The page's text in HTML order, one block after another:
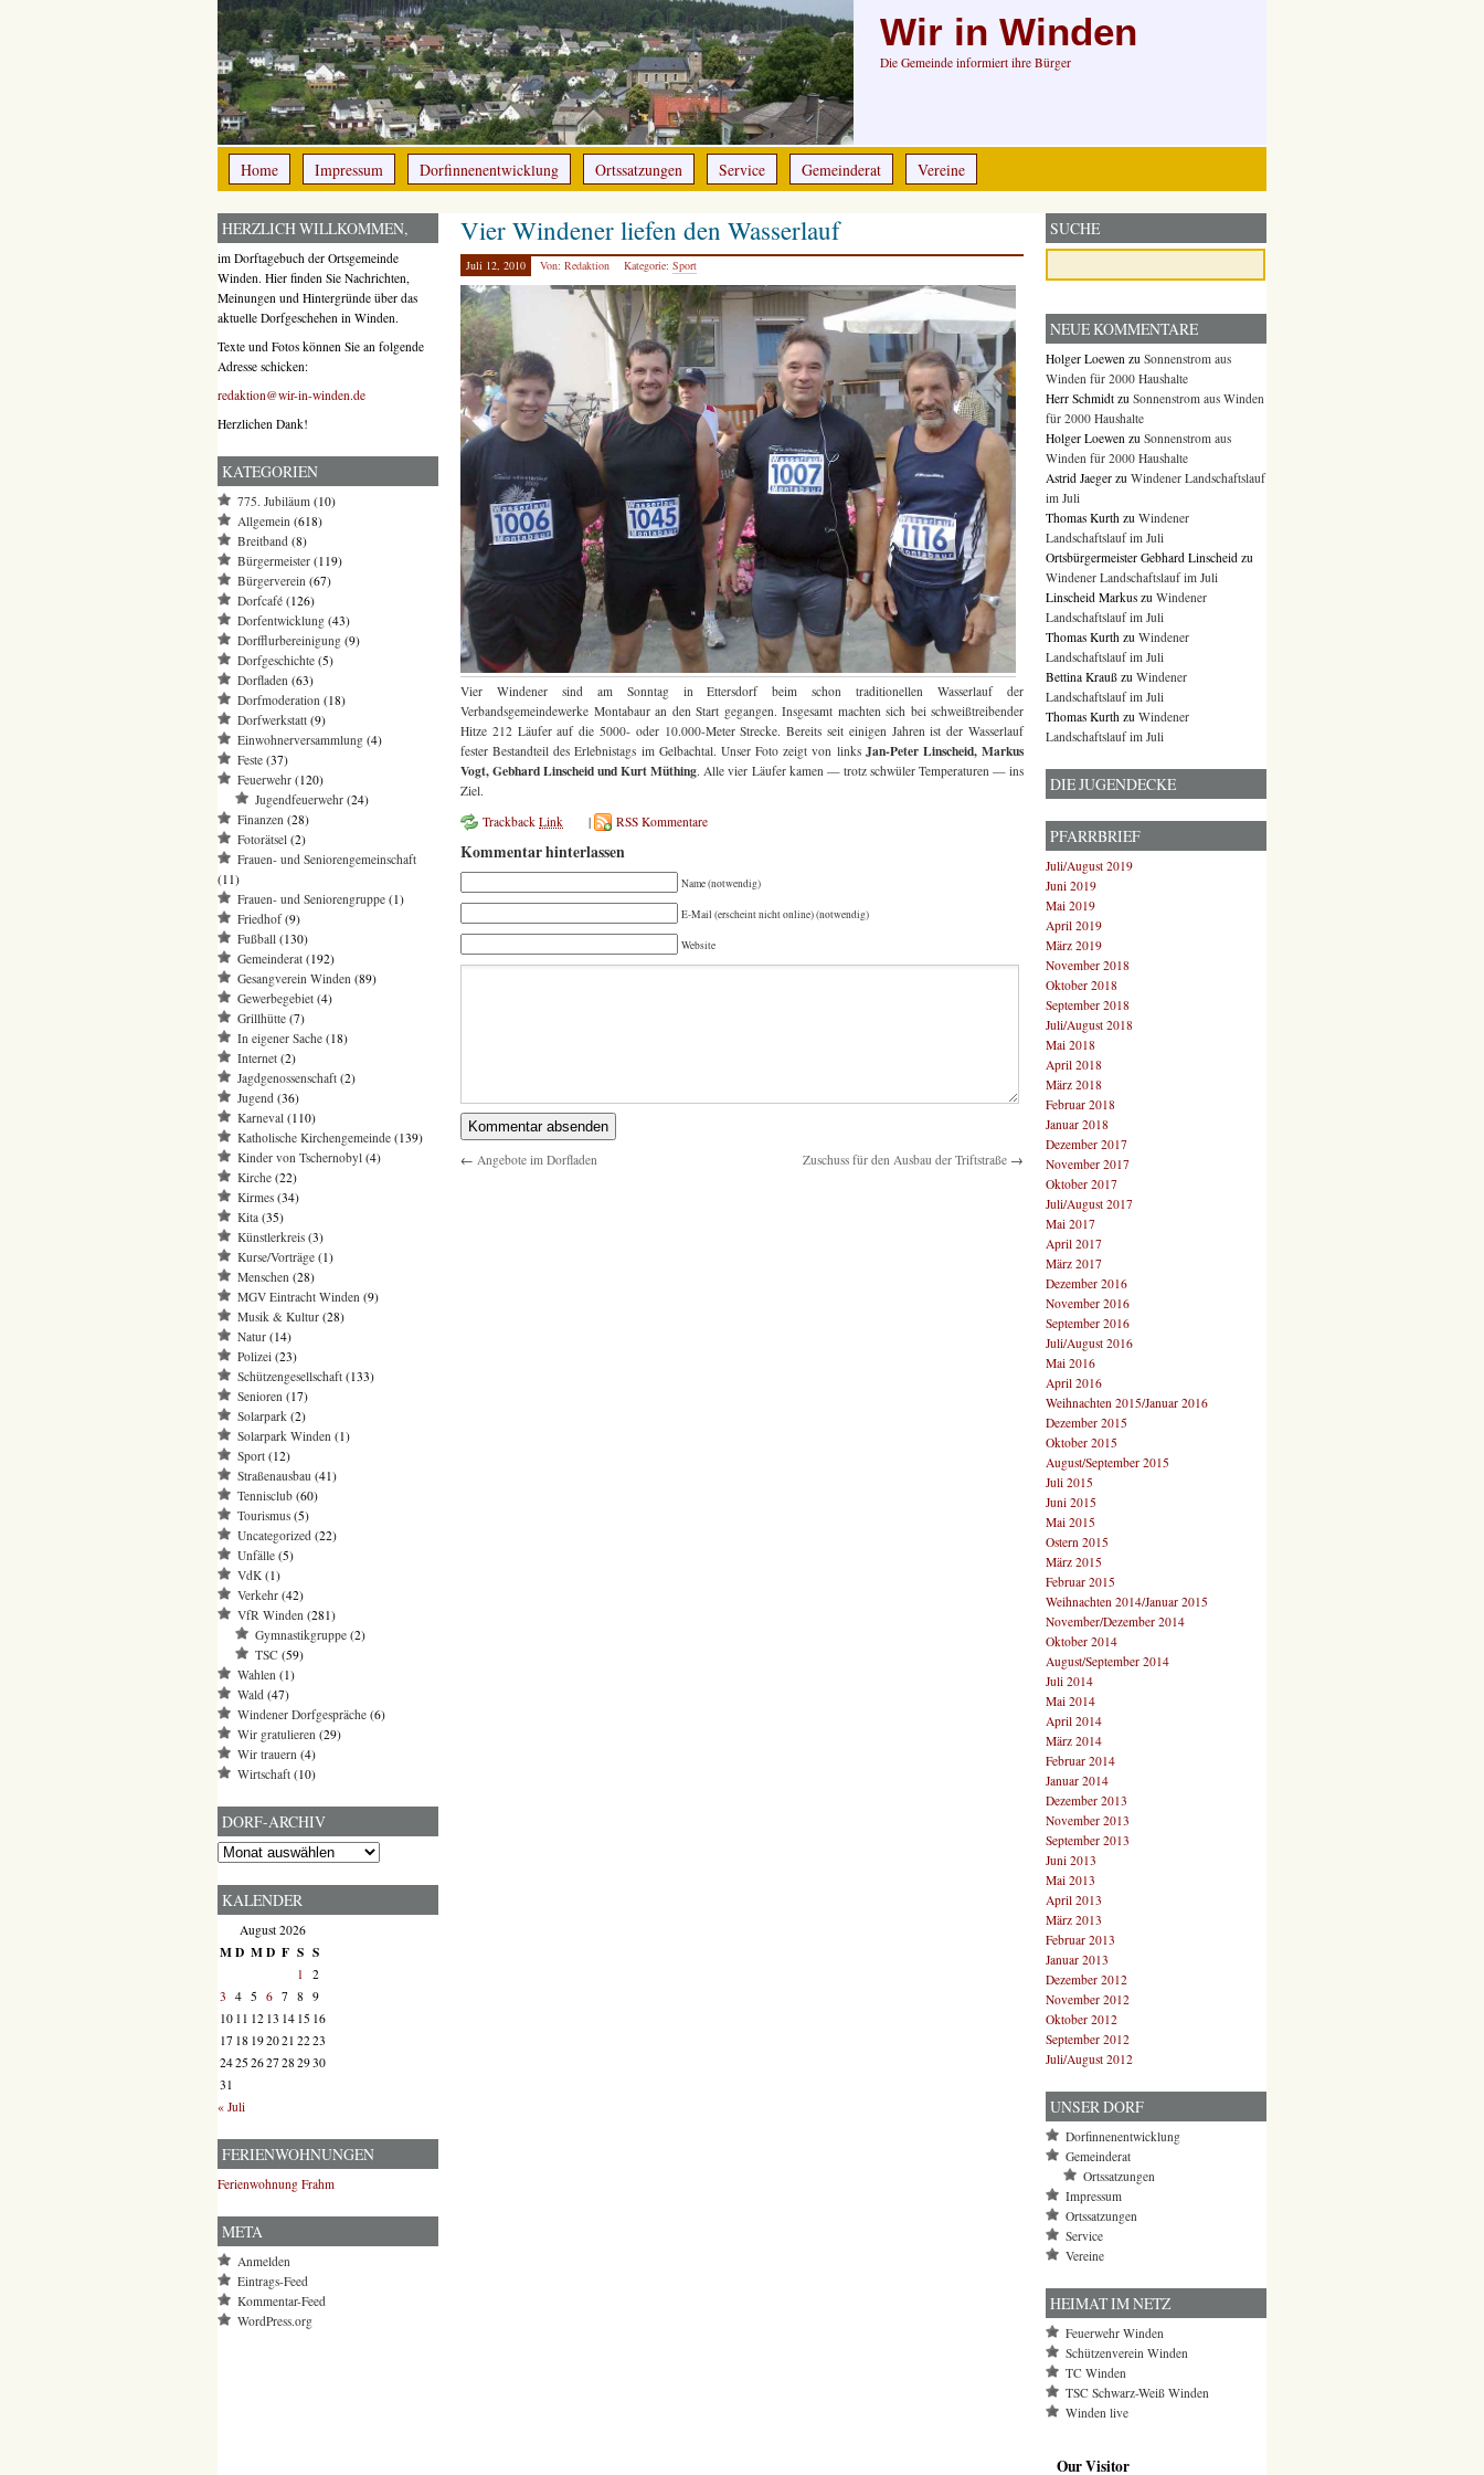
Wir in Winden
Die Gemeinde informiert ihre Bürger
Home Impressum Dorfinnenentwicklung Ortssatzungen Service Gemeinderat Vereine
Vier Windener liefen den Wasserlauf
Juli 12, 2010 Von: Redaktion Kategorie: Sport
Vier Windener sind am Sonntag in Ettersdorf beim schon traditionellen Wasserlauf der
Verbandsgemeindewerke Montabaur an den Start gegangen. Insgesamt machten sich bei schweißtreibender
Hitze 212 Läufer auf die 5000- oder 10.000-Meter Strecke. Bereits seit einigen Jahren ist der Wasserlauf
fester Bestandteil des Erlebnistags im Gelbachtal. Unser Foto zeigt von links Jan-Peter Linscheid, Markus
Vogt, Gebhard Linscheid und Kurt Müthing. Alle vier Läufer kamen — trotz schwüler Temperaturen — ins
Ziel.
Trackback Link | RSS Kommentare
Kommentar hinterlassen
Name (notwendig)
E-Mail (erscheint nicht online) (notwendig)
Website
← Angebote im Dorfladen Zuschuss für den Ausbau der Triftstraße →
HERZLICH WILLKOMMEN,
im Dorftagebuch der Ortsgemeinde
Winden. Hier finden Sie Nachrichten,
Meinungen und Hintergründe über das
aktuelle Dorfgeschehen in Winden.
Texte und Fotos können Sie an folgende
Adresse schicken:
redaktion@wir-in-winden.de
Herzlichen Dank!
KATEGORIEN
775. Jubiläum (10)
Allgemein (618)
Breitband (8)
Bürgermeister (119)
Bürgerverein (67)
Dorfcafé (126)
Dorfentwicklung (43)
Dorfflurbereinigung (9)
Dorfgeschichte (5)
Dorfladen (63)
Dorfmoderation (18)
Dorfwerkstatt (9)
Einwohnerversammlung (4)
Feste (37)
Feuerwehr (120)
Jugendfeuerwehr (24)
Finanzen (28)
Fotorätsel (2)
Frauen- und Seniorengemeinschaft
(11)
Frauen- und Seniorengruppe (1)
Friedhof(9)
Fußball (130)
Gemeinderat (192)
Gesangverein Winden (89)
Gewerbegebiet (4)
Grillhütte (7)
In eigener Sache (18)
Internet (2)
Jagdgenossenschaft (2)
Jugend (36)
Karneval (110)
Katholische Kirchengemeinde (139)
Kinder von Tschernobyl (4)
Kirche (22)
Kirmes (34)
Kita (35)
Künstlerkreis (3)
Kurse/Vorträge (1)
Menschen (28)
MGV Eintracht Winden (9)
Musik & Kultur (28)
Natur (14)
Polizei (23)
Schützengesellschaft (133)
Senioren (17)
Solarpark (2)
Solarpark Winden (1)
Sport (12)
Straßenausbau (41)
Tennisclub (60)
Tourismus (5)
Uncategorized (22)
Unfälle (5)
VdK (1)
Verkehr (42)
VfR Winden (281)
Gymnastikgruppe (2)
TSC (59)
Wahlen (1)
Wald (47)
Windener Dorfgespräche (6)
Wir gratulieren (29)
Wir trauern (4)
Wirtschaft (10)
DORF-ARCHIV
Dorf-
KALENDER
August 2026
MD MD F S S
1 2
3 4 5 6 7 8 9
10 11 12 13 14 15 16
17 18 192021 2223
2425 2627 28 2930
31
« Juli
FERIENWOHNUNGEN
Ferienwohnung Frahm
META
Anmelden
Eintrags-Feed
Kommentar-Feed
WordPress.org
SUCHE
NEUE KOMMENTARE
Holger Loewen zu Sonnenstrom aus
Winden für 2000 Haushalte
Herr Schmidt zu Sonnenstrom aus Winden
für 2000 Haushalte
Holger Loewen zu Sonnenstrom aus
Winden für 2000 Haushalte
Astrid Jaeger zu Windener Landschaftslauf
im Juli
Thomas Kurth zu Windener
Landschaftslauf im Juli
Ortsbürgermeister Gebhard Linscheid zu
Windener Landschaftslauf im Juli
Linscheid Markus zu Windener
Landschaftslauf im Juli
Thomas Kurth zu Windener
Landschaftslauf im Juli
Bettina Krauß zu Windener
Landschaftslauf im Juli
Thomas Kurth zu Windener
Landschaftslauf im Juli
DIE JUGENDECKE
PFARRBRIEF
Juli/August 2019
Juni 2019
Mai 2019
April 2019
März 2019
November 2018
Oktober 2018
September 2018
Juli/August 2018
Mai 2018
April 2018
März 2018
Februar 2018
Januar 2018
Dezember 2017
November 2017
Oktober 2017
Juli/August 2017
Mai 2017
April 2017
März 2017
Dezember 2016
November 2016
September 2016
Juli/August 2016
Mai 2016
April 2016
Weihnachten 2015/Januar 2016
Dezember 2015
Oktober 2015
August/September 2015
Juli 2015
Juni 2015
Mai 2015
Ostern 2015
März 2015
Februar 2015
Weihnachten 2014/Januar 2015
November/Dezember 2014
Oktober 2014
August/September 2014
Juli 2014
Mai 2014
April 2014
März 2014
Februar 2014
Januar 2014
Dezember 2013
November 2013
September 2013
Juni 2013
Mai 2013
April 2013
März 2013
Februar 2013
Januar 2013
Dezember 2012
November 2012
Oktober 2012
September 2012
Juli/August 2012
UNSER DORF
Dorfinnenentwicklung
Gemeinderat
Ortssatzungen
Impressum
Ortssatzungen
Service
Vereine
HEIMAT IM NETZ
Feuerwehr Winden
Schützenverein Winden
TC Winden
TSC Schwarz-Weiß Winden
Winden live
Our Visitor